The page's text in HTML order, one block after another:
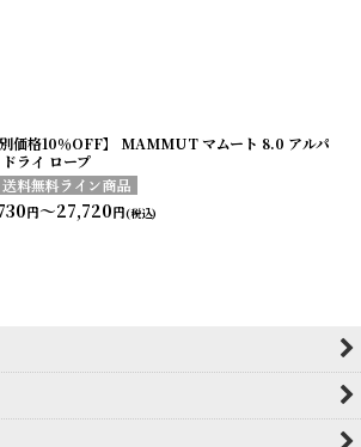
別価格10％OFF】 MAMMUT マムート 8.0 アルパ
ライ ロープ
円～27,720円(税込)